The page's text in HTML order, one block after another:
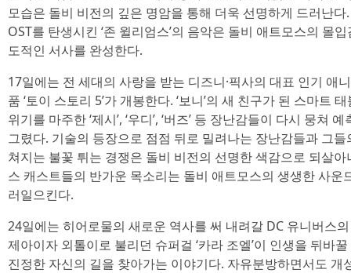
모습은 돌비 비전의 깊은 명암을 통해 더욱 선명하게 드러난다.
OST를 탄생시킨 ‘존 윌리엄스’의 음악은 돌비 애트모스의 몰
도적인 서사를 완성한다.
17일에는 전 세대의 사랑을 받는 디즈니·픽사의 대표 인기 애
품 ‘토이 스토리 5’가 개봉한다. ‘보니’의 새 친구가 된 스마트
위기를 마주한 ‘제시’, ‘우디’, ‘버즈’ 등 장난감들이 다시 뭉쳐
그렸다. 기술의 등장으로 점점 뒤로 밀려나는 장난감들과 그
쳐지는 불꽃 튀는 경쟁은 돌비 비전의 선명한 색감으로 되살
스 캐스트들의 반가운 목소리는 돌비 애트모스의 생생한 사운
러일으킨다.
24일에는 히어로물의 새로운 역사를 써 내려갈 DC 유니버스
제아이자 외톨이로 불리던 슈퍼걸 ‘카라 조엘’이 인생을 뒤바
진정한 자신의 길을 찾아가는 이야기다. 자유분방하면서도